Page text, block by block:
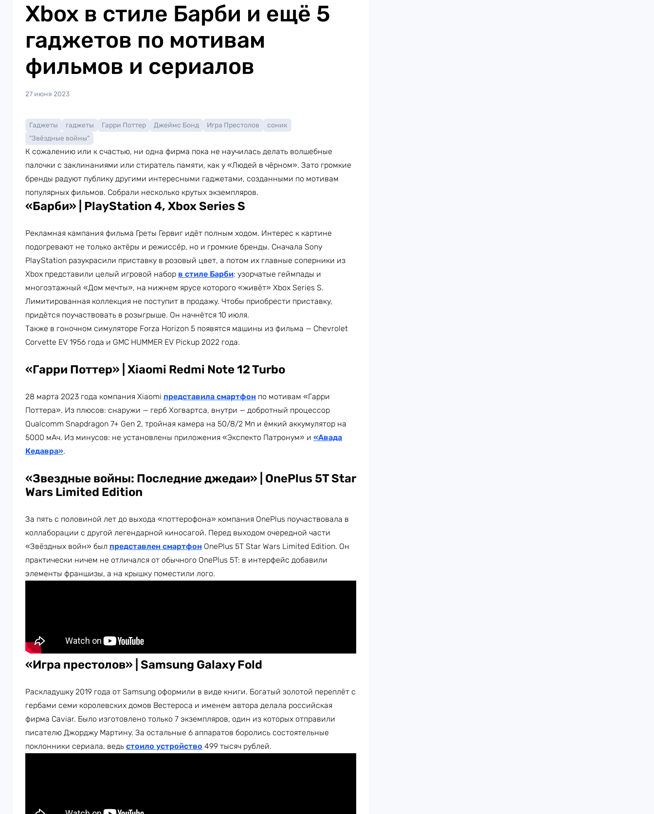
Xbox в стиле Барби и ещё 5
гаджетов по мотивам
фильмов и сериалов
27 июня 2023
Гаджеты гаджеты Гарри Поттер Джеймс Бонд Игра Престолов
соник
"Звёздные войны"
К сожалению или к счастью, ни одна фирма пока не научилась делать волшебные
палочки с заклинаниями или стиратель памяти, как у «Людей в чёрном». Зато громкие
бренды радуют публику другими интересными гаджетами, созданными по мотивам
популярных фильмов. Собрали несколько крутых экземпляров.
«Барби» | PlayStation 4, Xbox Series S
Рекламная кампания фильма Греты Гервиг идёт полным ходом. Интерес к картине
подогревают не только актёры и режиссёр, но и громкие бренды. Сначала Sony
PlayStation разукрасили приставку в розовый цвет, а потом их главные соперники из
Xbox представили целый игровой набор в стиле Барби: узорчатые геймпады и
многоэтажный «Дом мечты», на нижнем ярусе которого «живёт» Xbox Series S.
Лимитированная коллекция не поступит в продажу. Чтобы приобрести приставку,
придётся поучаствовать в розыгрыше. Он начнётся 10 июля.
Также в гоночном симуляторе Forza Horizon 5 появятся машины из фильма — Chevrolet
Corvette EV 1956 года и GMC HUMMER EV Pickup 2022 года.
«Гарри Поттер» | Xiaomi Redmi Note 12 Turbo
28 марта 2023 года компания Xiaomi представила смартфон по мотивам «Гарри
Поттера». Из плюсов: снаружи — герб Хогвартса, внутри — добротный процессор
Qualcomm Snapdragon 7+ Gen 2, тройная камера на 50/8/2 Мп и ёмкий аккумулятор на
5000 мАч. Из минусов: не установлены приложения «Экспекто Патронум» и «Авада
Кедавра».
«Звездные войны: Последние джедаи» | OnePlus 5T Star
Wars Limited Edition
За пять с половиной лет до выхода «поттерофона» компания OnePlus поучаствовала в
коллаборации с другой легендарной киносагой. Перед выходом очередной части
«Звёздных войн» был представлен смартфон OnePlus 5T Star Wars Limited Edition. Он
практически ничем не отличался от обычного OnePlus 5T: в интерфейс добавили
элементы франшизы, а на крышку поместили лого.
«Игра престолов» | Samsung Galaxy Fold
Раскладушку 2019 года от Samsung оформили в виде книги. Богатый золотой переплёт с
гербами семи королевских домов Вестероса и именем автора делала российская
фирма Caviar. Было изготовлено только 7 экземпляров, один из которых отправили
писателю Джорджу Мартину. За остальные 6 аппаратов боролись состоятельные
поклонники сериала, ведь стоило устройство 499 тысяч рублей.